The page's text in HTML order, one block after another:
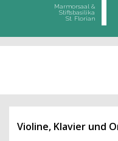
Marmorsaal &
Stiftsbasilika
St. Florian
Violine, Klavier und